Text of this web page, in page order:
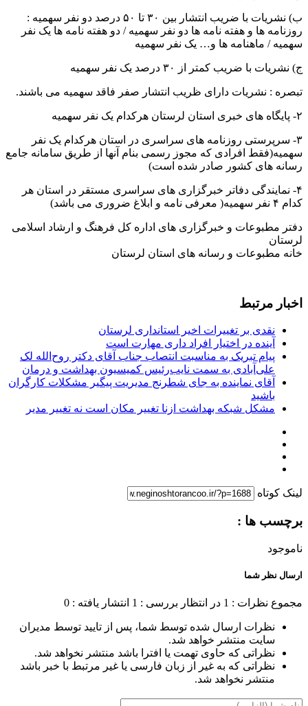
ب) نشریات با ضریب انتشار بین ۳۰ تا ۵۰ درصد دو نفر سهمیه :
روزنامه ها و هفته نامه ها دو نفر سهمیه / دو هفته نامه ها یک نفر
سهمیه / ماهنامه ها و… یک نفر سهمیه
ج) نشریات با ضریب کمتر از ۳۰ درصد یک نفر سهمیه
تبصره : نشریات دارای ظریب انتشار صفر فاقد سهمیه می باشند.
۲- پایگاه های خبری استان لرستان هرکدام یک نفر سهمیه
۳- سرپرستی روزنامه های سراسری در استان هرکدام یک نفر
سهمیه(فقط افرادی که مجوز رسمی بنام آنها از طریق سامانه جامع
رسانه های کشور صادر شده است)
۴- نمایندگی دفاتر خبرگزاری های سراسری مستقر در استان هر
کدام ۴ نفر سهمیه( معرفی نامه و ابلاغ ضروری می باشد)
دفتر مطبوعات و خبرگزاری های اداره کل فرهنگ و ارشاد اسلامی
لرستان
خانه مطبوعات و رسانه های استان لرستان
اخبار مرتبط
نقدی بر تغییرات اخیر استانداری لرستان
آینده در اختیار افراد داری مهارت است
پیام تبریک به مناسبت انتصاب جناب آقای دکتر روح‌الله لک
علی‌آبادی به سمت نایب‌رئیس کمیسیون بهداشت و درمان
آقای نماینده به جای شطرنج مدیریت پیگیر مشکلات کارگران
باشید
مشکل شبکه بهداشت ازنا تغییر مکان است نه تغییر مدیر
لینک کوتاه
برچسب ها :
ناموجود
ارسال نظر شما
مجموع نظرات : 1 در انتظار بررسی : 1 انتشار یافته : 0
نظرات ارسال شده توسط شما، پس از تایید توسط مدیران
سایت منتشر خواهد شد.
نظراتی که حاوی تهمت یا افترا باشد منتشر نخواهد شد.
نظراتی که به غیر از زبان فارسی یا غیر مرتبط با خبر باشد
منتشر نخواهد شد.